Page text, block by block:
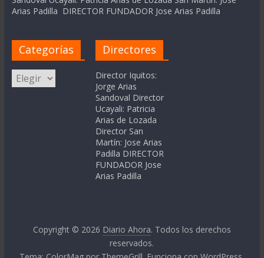
Arias Padilla DIRECTOR FUNDADOR Jose Arias Padilla
Categorías
Categorías
Directores
Director Iquitos:
Jorge Arias
Sandoval Director
Ucayali: Patricia
Arias de Lozada
Director San
Martín: Jose Arias
Padilla DIRECTOR
FUNDADOR Jose
Arias Padilla
Copyright © 2026 Diario Ahora. Todos los derechos
reservados.